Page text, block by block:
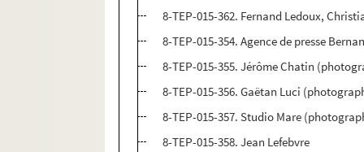
8-TEP-015-362. Fernand Ledoux,
8-TEP-015-354. Agence de presse
8-TEP-015-355. Jérôme Chatin
8-TEP-015-356. Gaëtan Luci
8-TEP-015-357. Studio Mare
8-TEP-015-358. Jean Lefebvre